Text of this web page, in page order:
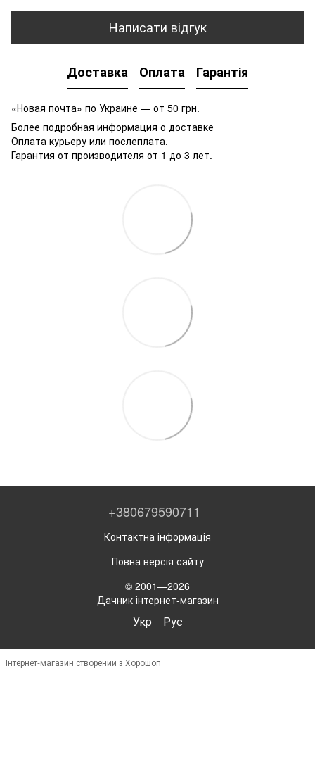
Написати відгук
Доставка Оплата Гарантія
«Новая почта» по Украине — от 50 грн.
Более подробная информация о доставке
Оплата курьеру или послеплата.
Гарантия от производителя от 1 до 3 лет.
+380679590711
Контактна інформація
Повна версія сайту
© 2001—2026
Дачник інтернет-магазин
Укр Рус
Інтернет-магазин створений з Хорошоп